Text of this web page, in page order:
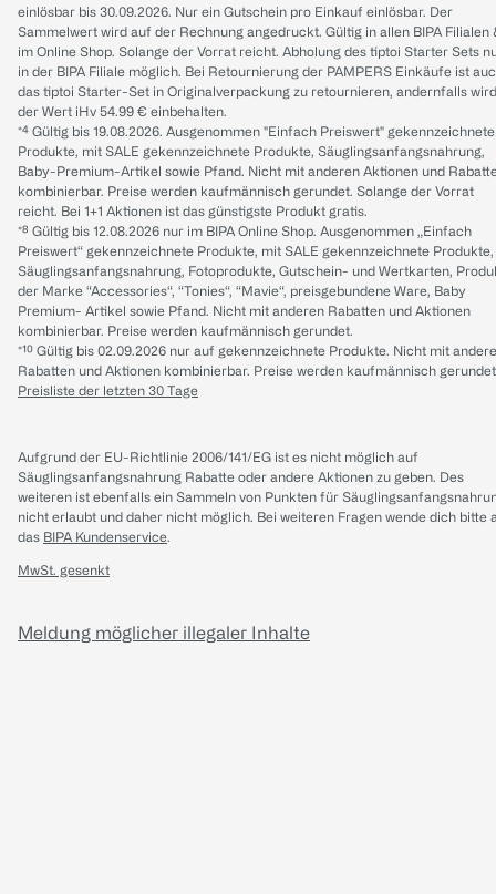
einlösbar bis 30.09.2026. Nur ein Gutschein pro Einkauf einlösbar. Der
Sammelwert wird auf der Rechnung angedruckt. Gültig in allen BIPA Filialen
im Online Shop. Solange der Vorrat reicht. Abholung des tiptoi Starter Sets
in der BIPA Filiale möglich. Bei Retournierung der PAMPERS Einkäufe ist
das tiptoi Starter-Set in Originalverpackung zu retournieren, andernfalls wird
der Wert iHv 54.99 € einbehalten.
*⁴ Gültig bis 19.08.2026. Ausgenommen "Einfach Preiswert" gekennzeichnete
Produkte, mit SALE gekennzeichnete Produkte, Säuglingsanfangsnahrung,
Baby-Premium-Artikel sowie Pfand. Nicht mit anderen Aktionen und
kombinierbar. Preise werden kaufmännisch gerundet. Solange der Vorrat
reicht. Bei 1+1 Aktionen ist das günstigste Produkt gratis.
*⁸ Gültig bis 12.08.2026 nur im BIPA Online Shop. Ausgenommen „Einfach
Preiswert“ gekennzeichnete Produkte, mit SALE gekennzeichnete Produkte,
Säuglingsanfangsnahrung, Fotoprodukte, Gutschein- und Wertkarten,
der Marke “Accessories“, “Tonies“, “Mavie“, preisgebundene Ware, Baby
Premium- Artikel sowie Pfand. Nicht mit anderen Rabatten und Aktionen
kombinierbar. Preise werden kaufmännisch gerundet.
*¹⁰ Gültig bis 02.09.2026 nur auf gekennzeichnete Produkte. Nicht mit
Rabatten und Aktionen kombinierbar. Preise werden kaufmännisch
Preisliste der letzten 30 Tage
Aufgrund der EU-Richtlinie 2006/141/EG ist es nicht möglich auf
Säuglingsanfangsnahrung Rabatte oder andere Aktionen zu geben. Des
weiteren ist ebenfalls ein Sammeln von Punkten für
nicht erlaubt und daher nicht möglich. Bei weiteren Fragen wende dich bitte
das BIPA Kundenservice.
MwSt. gesenkt
Meldung möglicher illegaler Inhalte